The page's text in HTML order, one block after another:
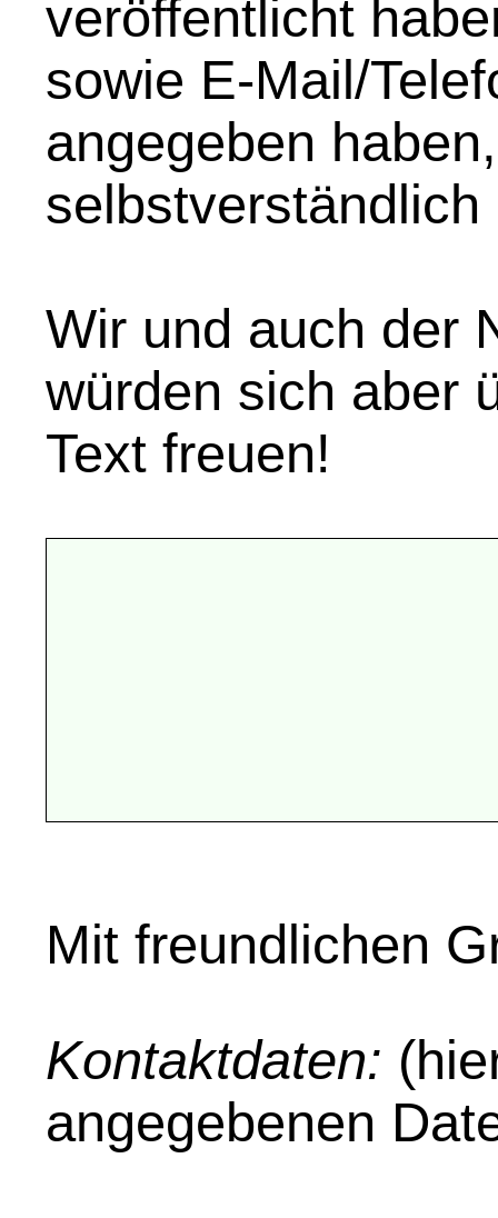
veröffentlicht
sowie E-Mail/
angegeben
Wir und auch der
würden sich aber
Text freuen!
Mit freundlichen
Kontaktdaten:
angegebenen